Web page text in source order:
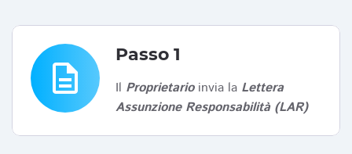
description
Passo 1
Il Proprietarioinvia la Lettera
Assunzione Responsabilità (LAR)